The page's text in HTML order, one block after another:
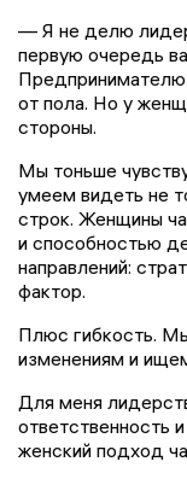
— Я не делю
первую очередь
Предпринимателю
от пола. Но у
стороны.
Мы тоньше
умеем видеть не
строк. Женщины
и способностью
направлений:
фактор.
Плюс гибкость.
изменениям и
Для меня
ответственность
женский подход